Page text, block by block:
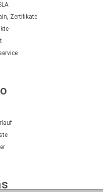
Zertifikate